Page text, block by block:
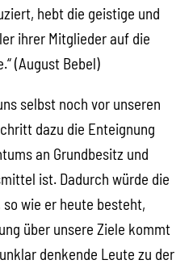
hebt die geistige und
ihrer Mitglieder auf die
(August Bebel)
selbst noch vor unseren
dazu die Enteignung
an Grundbesitz und
ist. Dadurch würde die
wie er heute besteht,
über unsere Ziele kommt
denkende Leute zu der